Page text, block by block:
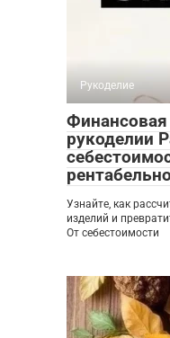
Рукоделие
рукоделии
Узнайте, как
изделий и
От себестоимости